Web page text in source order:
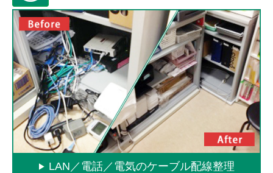
LAN／電話／電気のケーブル配線整理